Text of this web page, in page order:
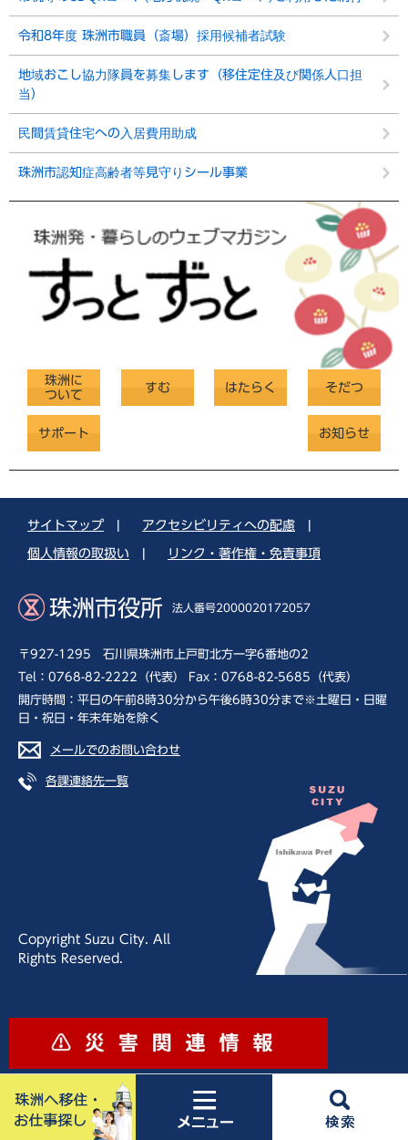
令和8年度 珠洲市職員（斎場）採用候補者試験
地域おこし協力隊員を募集します（移住定住及び関係人口担
当）
民間賃貸住宅への入居費用助成
珠洲市認知症高齢者等見守りシール事業
珠洲に
ついて
すむ はたらく そだつ
サポート お知らせ
サイトマップ アクセシビリティへの配慮
個人情報の取扱い リンク・著作権・免責事項
珠洲市役所 法人番号2000020172057
〒927-1295 石川県珠洲市上戸町北方一字6番地の2
Tel：0768-82-2222（代表） Fax：0768-82-5685（代表）
開庁時間：平日の午前8時30分から午後6時30分まで※土曜日・日曜
日・祝日・年末年始を除く
メールでのお問い合わせ
各課連絡先一覧
Copyright Suzu City. All
Rights Reserved.